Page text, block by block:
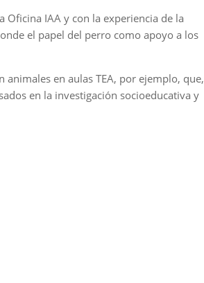
Oficina IAA y con la experiencia de la
el papel del perro como apoyo a los
en aulas TEA, por ejemplo, que,
en la investigación socioeducativa y